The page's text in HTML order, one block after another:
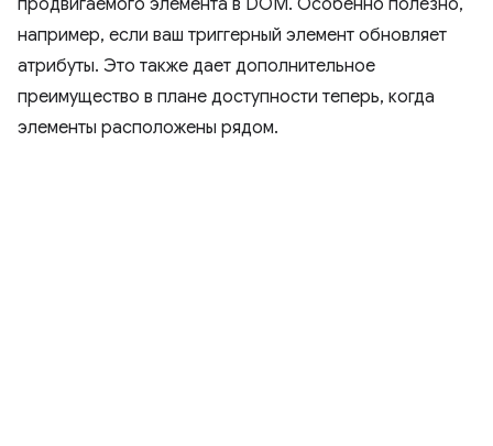
продвигаемого элемента в DOM. Особенно полезно,
например, если ваш триггерный элемент обновляет
атрибуты. Это также дает дополнительное
преимущество в плане доступности теперь, когда
элементы расположены рядом.